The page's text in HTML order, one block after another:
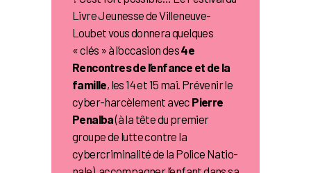
Livre Jeunesse de Villeneuve-
Loubet vous donnera quelques
« clés » à l’occasion des4e
Rencontres de l’enfance et de la
famille, les 14 et 15 mai. Prévenir le
cyber-harcèlement avec Pierre
Penalba(à la tête du premier
groupe de lutte contre la
cybercriminalité de la Police Natio-